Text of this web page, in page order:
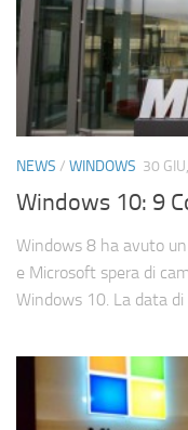
NEWS / WINDOWS 30
Windows 10: 9
Windows 8 ha avuto
e Microsoft spera di
Windows 10. La data di